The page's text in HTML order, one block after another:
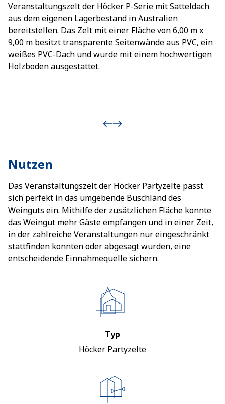
Veranstaltungszelt der Höcker P-Serie mit Satteldach
aus dem eigenen Lagerbestand in Australien
bereitstellen. Das Zelt mit einer Fläche von 6,00 m x
9,00 m besitzt transparente Seitenwände aus PVC, ein
weißes PVC-Dach und wurde mit einem hochwertigen
Holzboden ausgestattet.
Nutzen
Das Veranstaltungszelt der Höcker Partyzelte passt
sich perfekt in das umgebende Buschland des
Weinguts ein. Mithilfe der zusätzlichen Fläche konnte
das Weingut mehr Gäste empfangen und in einer Zeit,
in der zahlreiche Veranstaltungen nur eingeschränkt
stattfinden konnten oder abgesagt wurden, eine
entscheidende Einnahmequelle sichern.
Typ
Höcker Partyzelte